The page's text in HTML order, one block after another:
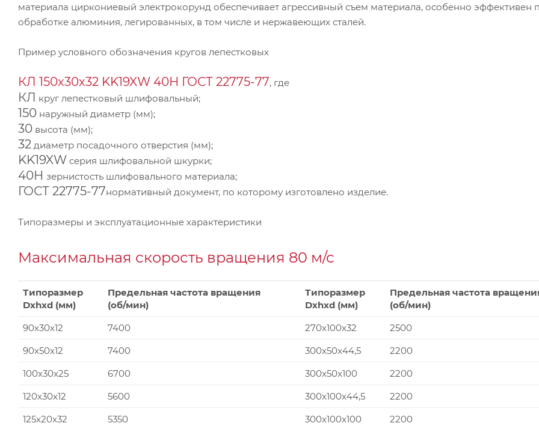
материала циркониевый электрокорунд обеспечивает агрессивный съем материала, особенно эффективен
обработке алюминия, легированных, в том числе и нержавеющих сталей.
Пример условного обозначения кругов лепестковых
КЛ 150х30х32 KK19XW 40Н ГОСТ 22775-77, где
КЛ круг лепестковый шлифовальный;
150 наружный диаметр (мм);
30 высота (мм);
32 диаметр посадочного отверстия (мм);
KK19XW серия шлифовальной шкурки;
40Н зернистость шлифовального материала;
ГОСТ 22775-77нормативный документ, по которому изготовлено изделие.
Типоразмеры и эксплуатационные характеристики
Максимальная скорость вращения 80 м/с
Типоразмер
Dxhxd (мм)
Предельная частота вращения
(об/мин)
Типоразмер
Dxhxd (мм)
Предельная частота
(об/мин)
90x30x12
7400 270x100x32
2500
90x50x12
7400 300x50x44,5
2200
100x30x25
6700 300x50x100
2200
120x30x12
5600 300x100x44,5
2200
125x20x32
5350 300x100x100
2200